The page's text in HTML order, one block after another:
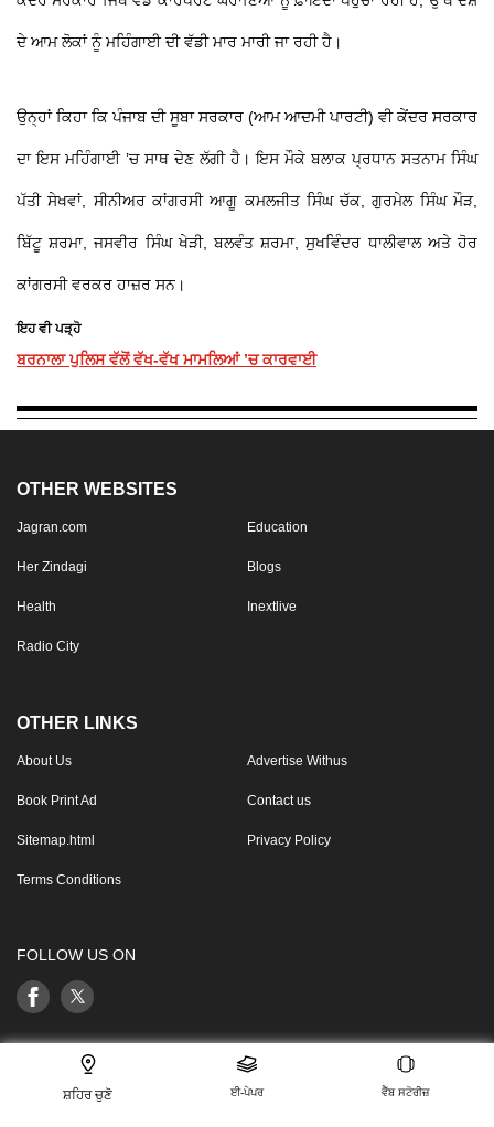
ਸ਼ਹਿਰ ਚੁਣੋ ਈ-ਪੇਪਰ ਵੈੱਬ ਸਟੋਰੀਜ਼
ਦੇ ਆਮ ਲੋਕਾਂ ਨੂੰ ਮਹਿੰਗਾਈ ਦੀ ਵੱਡੀ ਮਾਰ ਮਾਰੀ ਜਾ ਰਹੀ ਹੈ।
ਉਨ੍ਹਾਂ ਕਿਹਾ ਕਿ ਪੰਜਾਬ ਦੀ ਸੂਬਾ ਸਰਕਾਰ (ਆਮ ਆਦਮੀ ਪਾਰਟੀ) ਵੀ ਕੇਂਦਰ ਸਰਕਾਰ
ਦਾ ਇਸ ਮਹਿੰਗਾਈ ’ਚ ਸਾਥ ਦੇਣ ਲੱਗੀ ਹੈ। ਇਸ ਮੌਕੇ ਬਲਾਕ ਪ੍ਰਧਾਨ ਸਤਨਾਮ ਸਿੰਘ
ਪੱਤੀ ਸੇਖਵਾਂ, ਸੀਨੀਅਰ ਕਾਂਗਰਸੀ ਆਗੂ ਕਮਲਜੀਤ ਸਿੰਘ ਚੱਕ, ਗੁਰਮੇਲ ਸਿੰਘ ਮੌੜ,
ਬਿੱਟੂ ਸ਼ਰਮਾ, ਜਸਵੀਰ ਸਿੰਘ ਖੇੜੀ, ਬਲਵੰਤ ਸ਼ਰਮਾ, ਸੁਖਵਿੰਦਰ ਧਾਲੀਵਾਲ ਅਤੇ ਹੋਰ
ਕਾਂਗਰਸੀ ਵਰਕਰ ਹਾਜ਼ਰ ਸਨ।
ਇਹ ਵੀ ਪੜ੍ਹੋ
ਬਰਨਾਲਾ ਪੁਲਿਸ ਵੱਲੋਂ ਵੱਖ-ਵੱਖ ਮਾਮਲਿਆਂ ’ਚ ਕਾਰਵਾਈ
OTHER WEBSITES
Jagran.com Education
Her Zindagi Blogs
Health Inextlive
Radio City
OTHER LINKS
About Us Advertise Withus
Book Print Ad Contact us
Sitemap.html Privacy Policy
Terms Conditions
FOLLOW US ON
This website follows the DNPA’s code of conduct
For any feedback or complaint, email to: